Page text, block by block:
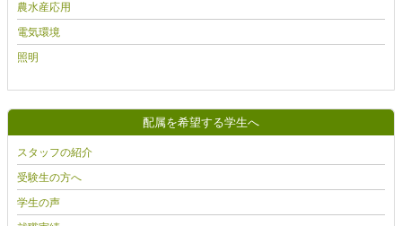
農水産応用
電気環境
照明
配属を希望する学生へ
スタッフの紹介
受験生の方へ
学生の声